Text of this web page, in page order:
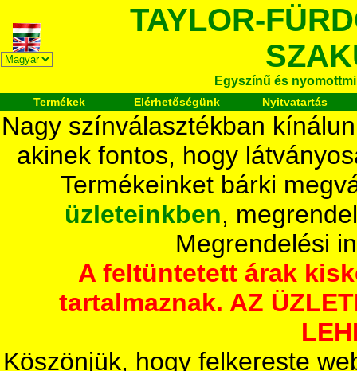
TAYLOR-
Egyszínű és
Termékek Elérhetőségünk Nyitvatartás
Nagy színválasztékban
akinek fontos, hogy
Termékeinket bárki
üzleteinkben,
Megrendelési
A feltüntetett árak
tartalmaznak. AZ
Köszönjük, hogy felkereste